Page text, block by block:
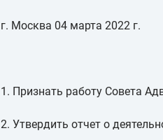
г. Москва 04 марта 2022 г.
1. Признать работу Совета
2. Утвердить отчет о